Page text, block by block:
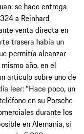
se hace entrega
a Reinhard
venta directa en
trasera había un
permitía alcanzar
año, en el
artículo sobre uno de
leer: “Hace poco, un
en su Porsche
durante los
en Alemania, si